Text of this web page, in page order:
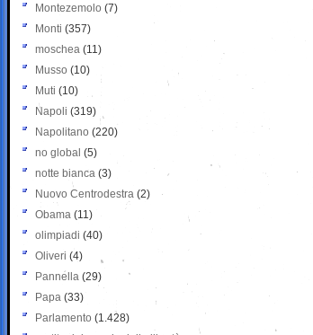
Montezemolo (7)
Monti (357)
moschea (11)
Musso (10)
Muti (10)
Napoli (319)
Napolitano (220)
no global (5)
notte bianca (3)
Nuovo Centrodestra (2)
Obama (11)
olimpiadi (40)
Oliveri (4)
Pannella (29)
Papa (33)
Parlamento (1.428)